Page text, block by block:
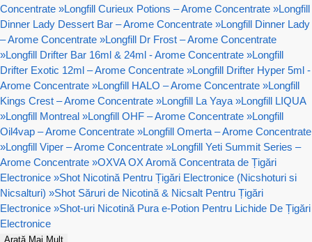
Concentrate »Longfill Curieux Potions – Arome Concentrate »Longfill
Dinner Lady Dessert Bar – Arome Concentrate »Longfill Dinner Lady
– Arome Concentrate »Longfill Dr Frost – Arome Concentrate
»Longfill Drifter Bar 16ml & 24ml - Arome Concentrate »Longfill
Drifter Exotic 12ml – Arome Concentrate »Longfill Drifter Hyper 5ml -
Arome Concentrate »Longfill HALO – Arome Concentrate »Longfill
Kings Crest – Arome Concentrate »Longfill La Yaya »Longfill LIQUA
»Longfill Montreal »Longfill OHF – Arome Concentrate »Longfill
Oil4vap – Arome Concentrate »Longfill Omerta – Arome Concentrate
»Longfill Viper – Arome Concentrate »Longfill Yeti Summit Series –
Arome Concentrate »OXVA OX Aromă Concentrata de Țigări
Electronice »Shot Nicotină Pentru Țigări Electronice (Nicshoturi si
Nicsalturi) »Shot Săruri de Nicotină & Nicsalt Pentru Țigări
Electronice »Shot-uri Nicotină Pura e-Potion Pentru Lichide De Țigări
Electronice
Arată Mai Mult